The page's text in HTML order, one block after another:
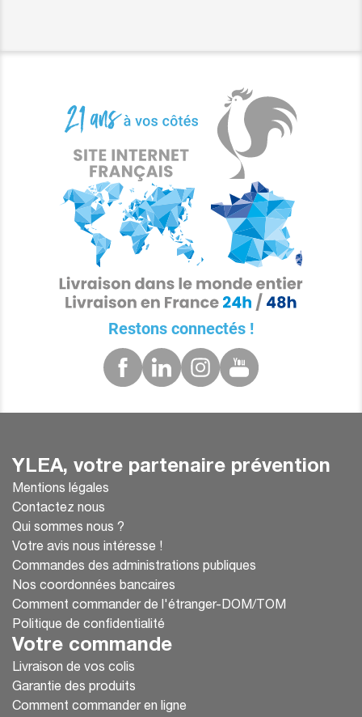
Restons connectés !
YLEA, votre partenaire prévention
Mentions légales
Contactez nous
Qui sommes nous ?
Votre avis nous intéresse !
Commandes des administrations publiques
Nos coordonnées bancaires
Comment commander de l'étranger-DOM/TOM
Politique de confidentialité
Votre commande
Livraison de vos colis
Garantie des produits
Comment commander en ligne